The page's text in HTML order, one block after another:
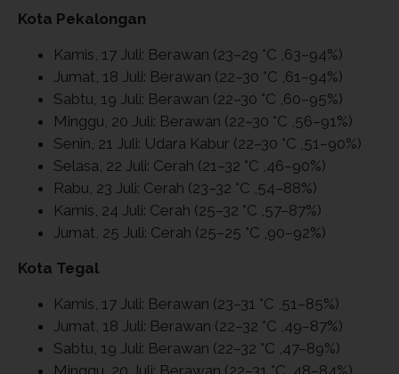
Kota Pekalongan
Kamis, 17 Juli: Berawan (23–29 °C ,63–94%)
Jumat, 18 Juli: Berawan (22–30 °C ,61–94%)
Sabtu, 19 Juli: Berawan (22–30 °C ,60–95%)
Minggu, 20 Juli: Berawan (22–30 °C ,56–91%)
Senin, 21 Juli: Udara Kabur (22–30 °C ,51–90%)
Selasa, 22 Juli: Cerah (21–32 °C ,46–90%)
Rabu, 23 Juli: Cerah (23–32 °C ,54–88%)
Kamis, 24 Juli: Cerah (25–32 °C ,57–87%)
Jumat, 25 Juli: Cerah (25–25 °C ,90–92%)
Kota Tegal
Kamis, 17 Juli: Berawan (23–31 °C ,51–85%)
Jumat, 18 Juli: Berawan (22–32 °C ,49–87%)
Sabtu, 19 Juli: Berawan (22–32 °C ,47–89%)
Minggu, 20 Juli: Berawan (22–31 °C ,48–84%)